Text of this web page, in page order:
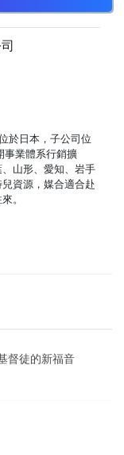
於日本，子公司位
事業體系行銷擴
山形、愛知、岩手
資源，媒合適合赴
。
督徒的新福音